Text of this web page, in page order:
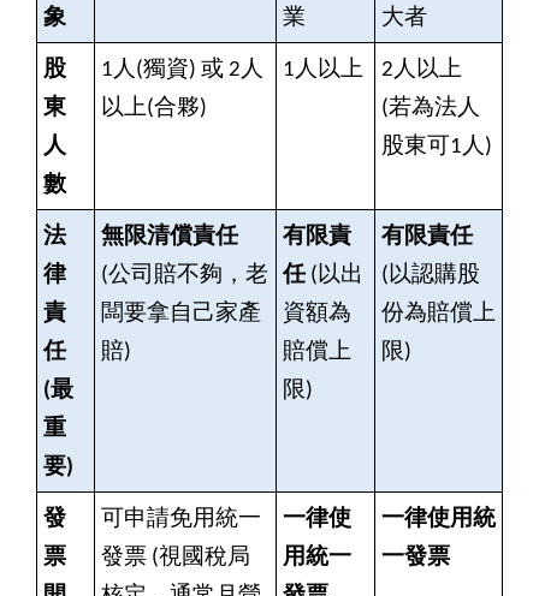
象
業
大者
股
東
人
數
1人(獨資) 或 2人
以上(合夥)
1人以上 2人以上
(若為法人
股東可1人)
法
律
責
任
(最
重
要)
無限清償責任
(公司賠不夠，老
闆要拿自己家產
賠)
有限責
任(以出
資額為
賠償上
限)
有限責任
(以認購股
份為賠償上
限)
發
票
可申請免用統一
發票 (視國稅局
一律使
用統一
一律使用統
一發票